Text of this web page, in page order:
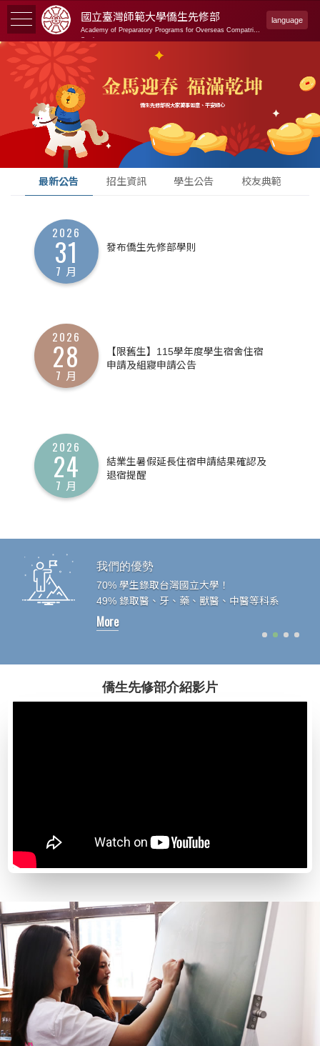
國立臺灣師範大學僑生先修部
Academy of Preparatory Programs for Overseas Compatriot
Students
language
僑生先修部祝大家萬事如意、平安順心
最新公告 招生資訊 學生公告 校友典範
2026
31
7 月
發布僑生先修部學則
2026
28
7 月
【限舊生】115學年度學生宿舍住宿
申請及組寢申請公告
2026
24
7 月
結業生暑假延長住宿申請結果確認及
退宿提醒
我們的優勢
70% 學生錄取台灣國立大學！
49% 錄取醫、牙、藥、獸醫、中醫等科系
More
僑生先修部介紹影片